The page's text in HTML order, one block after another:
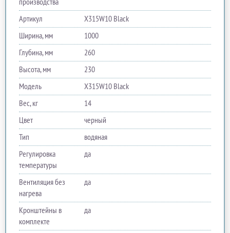
Артикул
X315W10 Black
Ширина, мм
1000
Глубина, мм
260
Высота, мм
230
Модель
X315W10 Black
Вес, кг
14
Цвет
черный
Тип
водяная
Регулировка
температуры
да
Вентиляция без
нагрева
да
Кронштейны в
комплекте
да